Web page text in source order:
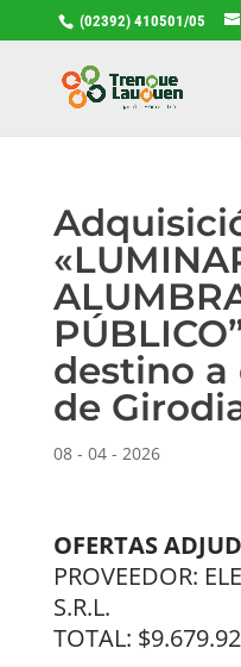
(02392) 410501/05
destino a
de
08 - 04 - 2026
OFERTAS
PROVEEDOR:
S.R.L.
TOTAL: